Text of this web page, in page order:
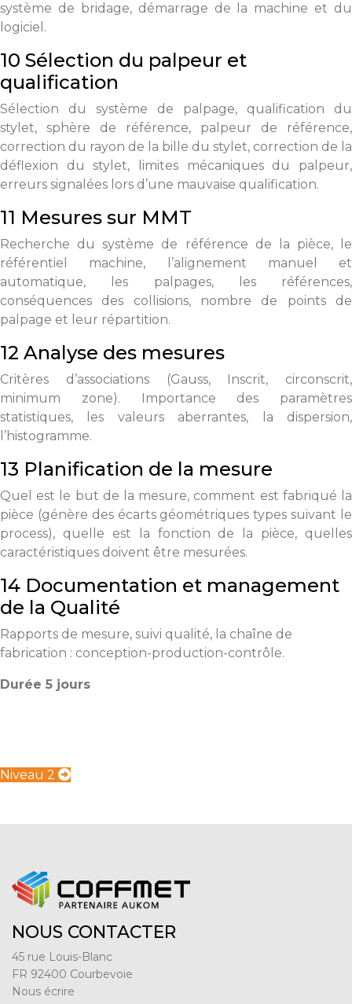
système de bridage, démarrage de la machine et du
logiciel.
10 Sélection du palpeur et
qualification
Sélection du système de palpage, qualification du
stylet, sphère de référence, palpeur de référence,
correction du rayon de la bille du stylet, correction de la
déflexion du stylet, limites mécaniques du palpeur,
erreurs signalées lors d’une mauvaise qualification.
11 Mesures sur MMT
Recherche du système de référence de la pièce, le
référentiel machine, l’alignement manuel et
automatique, les palpages, les références,
conséquences des collisions, nombre de points de
palpage et leur répartition.
12 Analyse des mesures
Critères d’associations (Gauss, Inscrit, circonscrit,
minimum zone). Importance des paramètres
statistiques, les valeurs aberrantes, la dispersion,
l’histogramme.
13 Planification de la mesure
Quel est le but de la mesure, comment est fabriqué la
pièce (génère des écarts géométriques types suivant le
process), quelle est la fonction de la pièce, quelles
caractéristiques doivent être mesurées.
14 Documentation et management
de la Qualité
Rapports de mesure, suivi qualité, la chaîne de
fabrication : conception-production-contrôle.
Durée 5 jours
Niveau 2
NOUS CONTACTER
45 rue Louis-Blanc
FR 92400 Courbevoie
Nous écrire